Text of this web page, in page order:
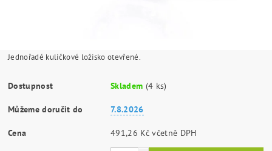
Jednořadé kuličkové ložisko otevřené.
Dostupnost Skladem (4 ks)
Můžeme doručit do 7.8.2026
Cena 491,26 Kč včetně DPH